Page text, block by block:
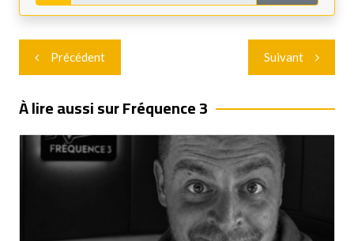
Navigation
de
l’article
Précédent Suivant
À lire aussi sur Fréquence 3